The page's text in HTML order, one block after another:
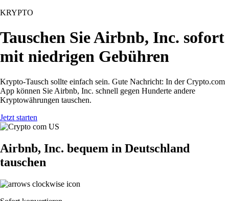
KRYPTO
Tauschen Sie Airbnb, Inc. sofort
mit niedrigen Gebühren
Krypto-Tausch sollte einfach sein. Gute Nachricht: In der Crypto.com
App können Sie Airbnb, Inc. schnell gegen Hunderte andere
Kryptowährungen tauschen.
Jetzt starten
Airbnb, Inc. bequem in Deutschland
tauschen